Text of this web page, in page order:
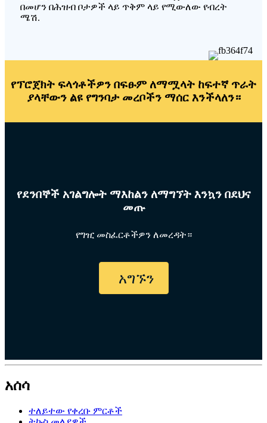
በመሆን በሕዝብ ቦታዎች ላይ ጥቅም ላይ የሚውለው የብረት
ሜሽ.
የፕሮጀክት ፍላጎቶችዎን በፍፁም ለማሟላት ከፍተኛ ጥራት
ያላቸውን ልዩ የግንባታ መረቦችን ማሰር እንችላለን።
የደንበኞች አገልግሎት ማእከልን ለማግኘት እንኳን በደህና
መጡ
የግዢ መስፈርቶችዎን ለመረዳት።
አግኙን
አሰሳ
ተለይተው የቀረቡ ምርቶች